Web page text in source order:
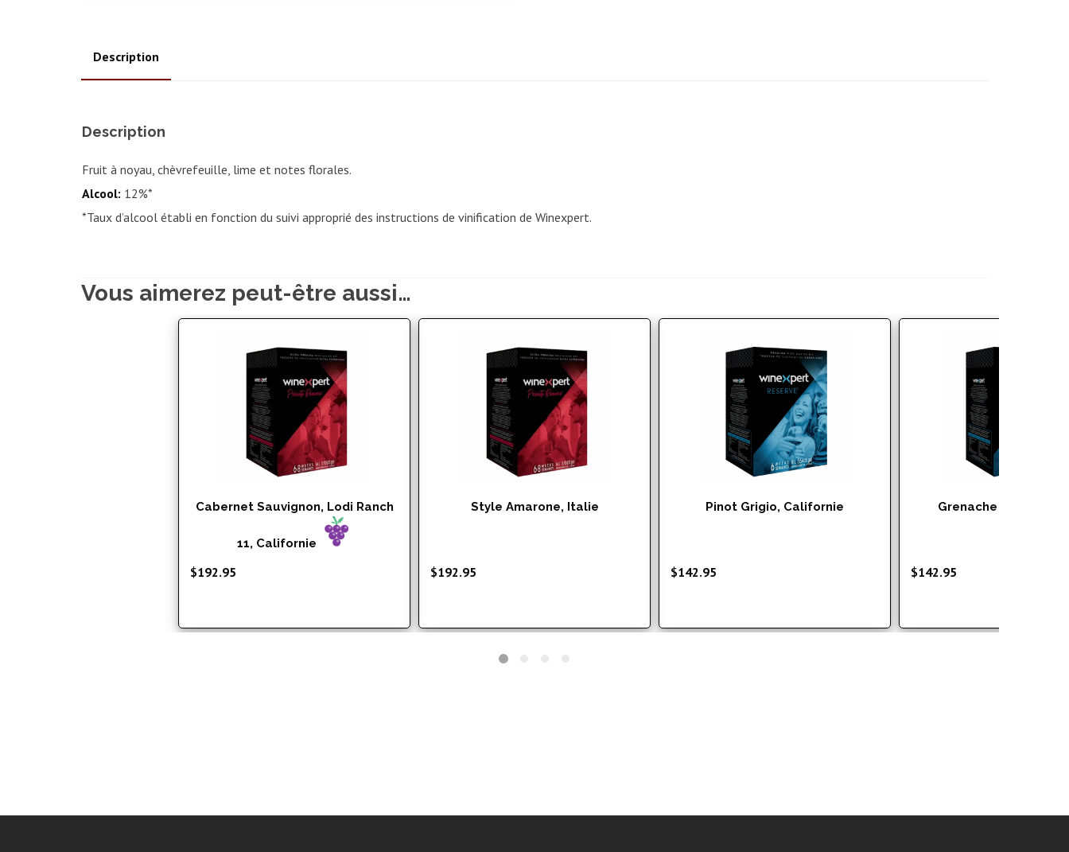
Description
Description
Fruit à noyau, chèvrefeuille, lime et notes florales.
Alcool: 12%*
*Taux d’alcool établi en fonction du suivi approprié des instructions de vinification de Winexpert.
Vous aimerez peut-être aussi…
Cabernet Sauvignon, Lodi Ranch
11, Californie
$192.95
Style Amarone, Italie
$192.95
Pinot Grigio, Californie
$142.95
Grenache Rosé,
$142.95